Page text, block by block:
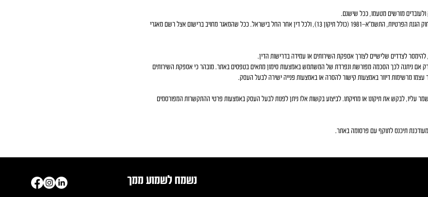
מורשים מטעמו, ככל שישנם.
המידע הנאסף במסגרת השירות ינוהל בהתאם להוראות חוק הגנת הפרטיות, התשמ"א–1981 (כולל תיקון 13), ולכל דין אחר החל בישראל. ככל שהמאגר מחויב ברישום אצל רשם מאגרי
לצדדים שלישיים לצורך אספקת השירותים או עמידה בדרישות הדין.
רק אם ניתנה לכך הסכמה מפורשת ונפרדת של המשתמש באמצעות סימון מתאים בטפסים באתר. מובהר כי אספקת השירותים
מרשימות דיוור באמצעות קישור להסרה או באמצעות פנייה ישירה לבעל העסק.
עליו, לבקש את תיקונו או מחיקתו. לביצוע בקשות אלו ניתן לפנות לבעל העסק באמצעות פרטי ההתקשרות המפורסמים
תיכנס לתוקף עם פרסומה באתר.
נשמח לשמוע ממך